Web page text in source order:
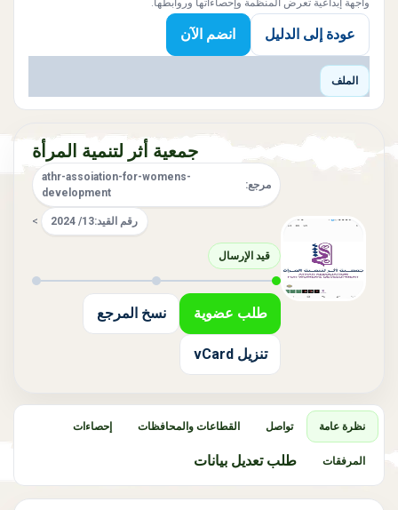
واجهة إبداعية تعرض المنظمة وإحصاءاتها وروابطها.
عودة إلى الدليل انضم الآن
الملف
جمعية أثر لتنمية المرأة
مرجع:
athr-assoiation-for-womens-
development
رقم القيد:13/ 2024
>
قيد الإرسال
طلب عضوية نسخ المرجع
تنزيل vCard
نظرة عامة تواصل القطاعات والمحافظات إحصاءات
المرفقات طلب تعديل بيانات